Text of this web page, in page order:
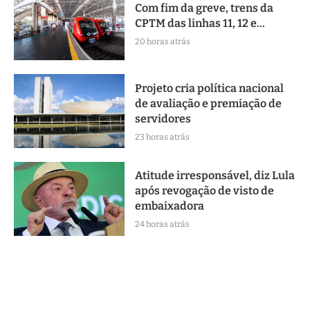
Com fim da greve, trens da
CPTM das linhas 11, 12 e...
20 horas atrás
Projeto cria política nacional
de avaliação e premiação de
servidores
23 horas atrás
Atitude irresponsável, diz Lula
após revogação de visto de
embaixadora
24 horas atrás